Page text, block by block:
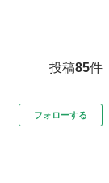
投稿85件
フォローする